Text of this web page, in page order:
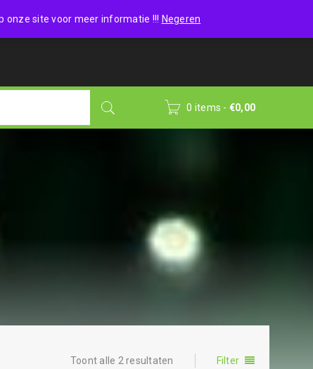
onze site voor meer informatie !!! Negeren
Wishlist (0)
0 items - €0,00
Filter
Toont alle 2 resultaten